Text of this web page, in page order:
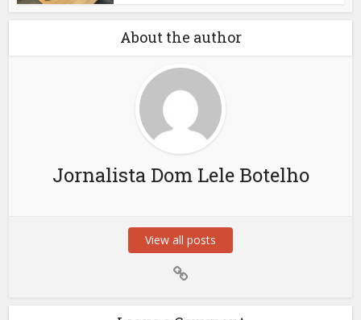
About the author
Jornalista Dom Lele Botelho
View all posts